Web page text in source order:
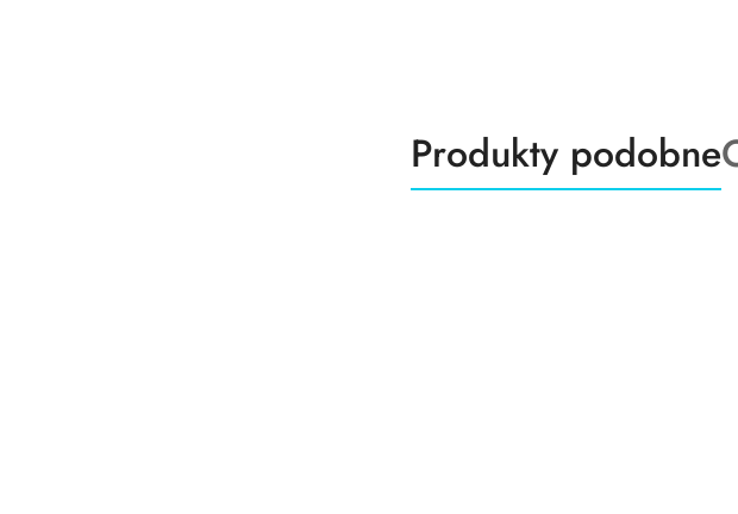
Produkty
o
Produkty podobne
o